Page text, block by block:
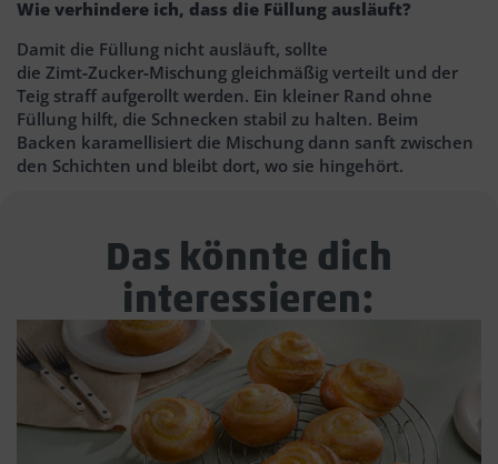
Wie verhindere ich, dass die Füllung ausläuft?
Damit die Füllung nicht ausläuft, sollte
die Zimt‑Zucker‑Mischung gleichmäßig verteilt und der
Teig straff aufgerollt werden. Ein kleiner Rand ohne
Füllung hilft, die Schnecken stabil zu halten. Beim
Backen karamellisiert die Mischung dann sanft zwischen
den Schichten und bleibt dort, wo sie hingehört.
Das könnte dich
interessieren: